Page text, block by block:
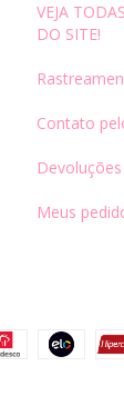
VEJA
DO SITE!
Contato
Meus